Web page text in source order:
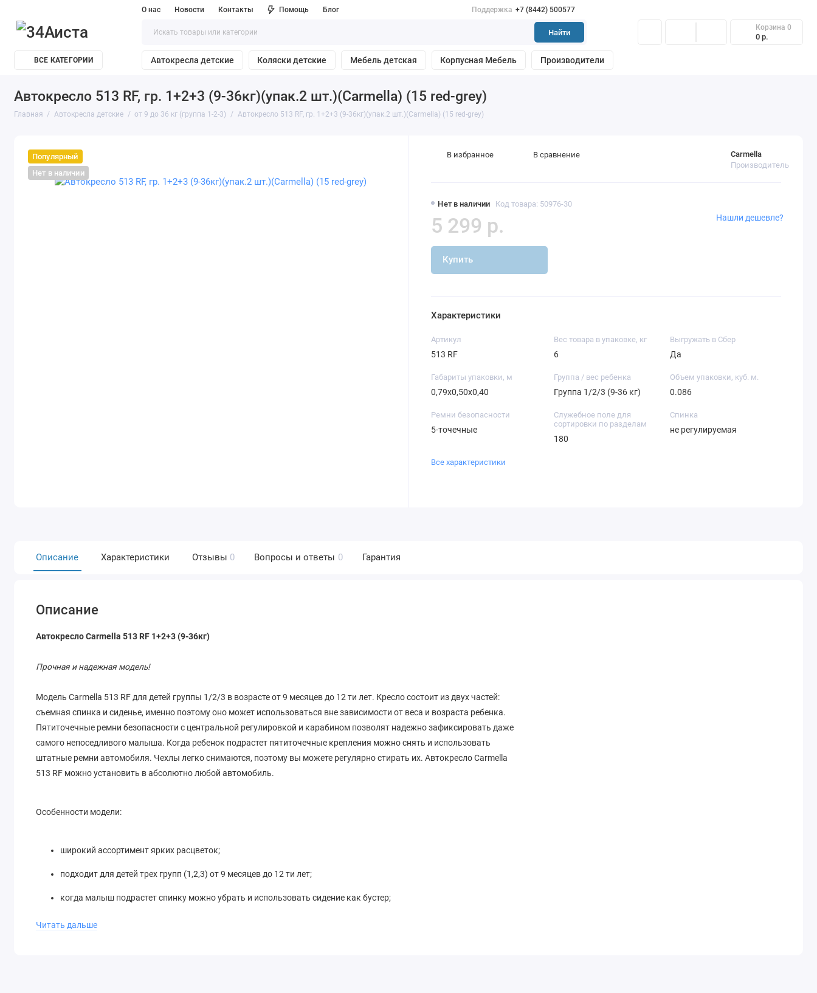
О нас Новости Контакты Помощь Блог Поддержка +7 (8442) 500577
Найти
Корзина 0
0 р.
ВСЕ КАТЕГОРИИ Автокресла детские Коляски детские Мебель детская Корпусная Мебель Производители
Автокресло 513 RF, гр. 1+2+3 (9-36кг)(упак.2 шт.)(Carmella) (15 red-grey)
Главная Автокресла детские от 9 до 36 кг (группа 1-2-3) Автокресло 513 RF, гр. 1+2+3 (9-36кг)(упак.2 шт.)(Carmella) (15 red-grey)
Популярный
Нет в наличии
Нет в наличии Код товара: 50976-30
Carmella
Производитель
5 299 р.
Купить
Нашли дешевле?
В избранное В сравнение
Характеристики
Артикул
513 RF
Вес товара в упаковке, кг
6
Выгружать в Сбер
Да
Габариты упаковки, м
0,79х0,50х0,40
Группа / вес ребенка
Группа 1/2/3 (9-36 кг)
Объем упаковки, куб. м.
0.086
Ремни безопасности
5-точечные
Служебное поле для
сортировки по разделам
180
Спинка
не регулируемая
Все характеристики
Описание Характеристики Отзывы 0 Вопросы и ответы 0 Гарантия
Описание
Автокресло Carmella 513 RF 1+2+3 (9-36кг)
Прочная и надежная модель!
Модель Carmella 513 RF для детей группы 1/2/3 в возрасте от 9 месяцев до 12 ти лет. Кресло состоит из двух частей:
съемная спинка и сиденье, именно поэтому оно может использоваться вне зависимости от веса и возраста ребенка.
Пятиточечные ремни безопасности с центральной регулировкой и карабином позволят надежно зафиксировать даже
самого непоседливого малыша. Когда ребенок подрастет пятиточечные крепления можно снять и использовать
штатные ремни автомобиля. Чехлы легко снимаются, поэтому вы можете регулярно стирать их. Автокресло Carmella
513 RF можно установить в абсолютно любой автомобиль.
Особенности модели:
широкий ассортимент ярких расцветок;
подходит для детей трех групп (1,2,3) от 9 месяцев до 12 ти лет;
когда малыш подрастет спинку можно убрать и использовать сидение как бустер;
кресло оснащено пятиточечными ремнями безопасности с центральной регулировкой и карабином (снимаются,
Читать дальше